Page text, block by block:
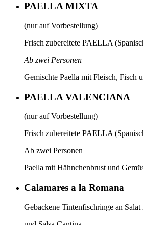
PAELLA MIXTA
(nur auf Vorbestellung)
Frisch zubereitete PAELLA
Ab zwei Personen
Gemischte Paella mit Fleisch, Fisch
PAELLA VALENCIANA
(nur auf Vorbestellung)
Frisch zubereitete PAELLA
Ab zwei Personen
Paella mit Hähnchenbrust und
Calamares a la Romana
Gebackene Tintenfischringe an